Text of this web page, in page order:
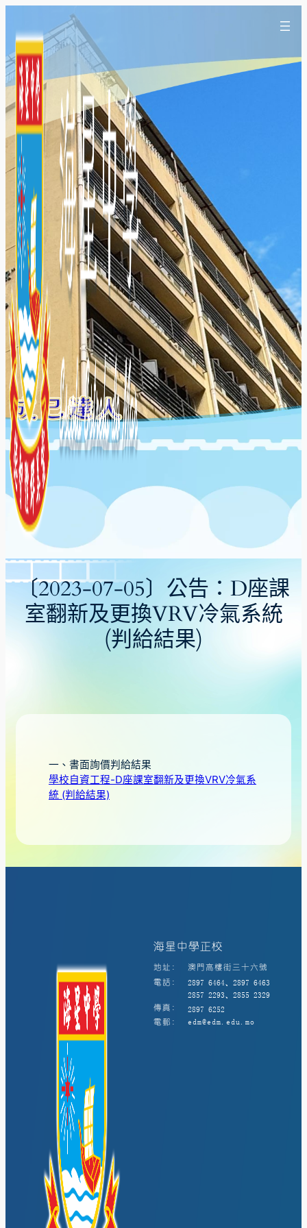
〔2023-07-05〕公告：D座課
室翻新及更換VRV冷氣系統
(判給結果)
一、書面詢價判給結果
學校自資工程-D座課室翻新及更換VRV冷氣系
統 (判給結果)
海星中學正校
地址:
澳門高樓街三十六號
電話:
2897 6464、2897 6463
2857 2293、2855 2329
傳真:
2897 6252
電郵:
edm@edm.edu.mo